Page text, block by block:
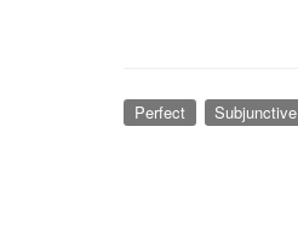
Perfect Subjunctive